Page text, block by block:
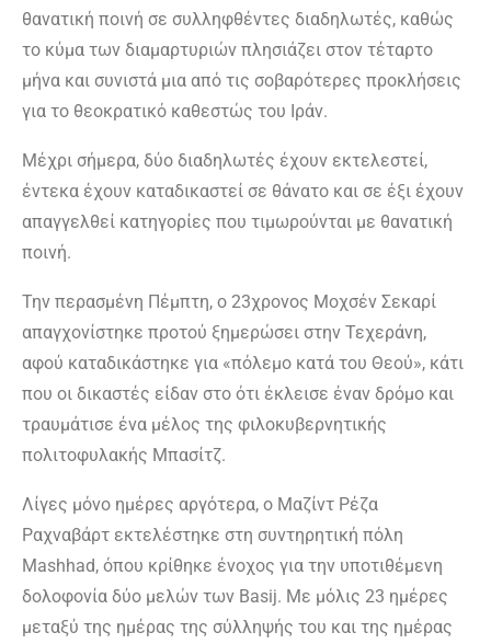
θανατική ποινή σε συλληφθέντες διαδηλωτές, καθώς
το κύμα των διαμαρτυριών πλησιάζει στον τέταρτο
μήνα και συνιστά μια από τις σοβαρότερες προκλήσεις
για το θεοκρατικό καθεστώς του Ιράν.
Μέχρι σήμερα, δύο διαδηλωτές έχουν εκτελεστεί,
έντεκα έχουν καταδικαστεί σε θάνατο και σε έξι έχουν
απαγγελθεί κατηγορίες που τιμωρούνται με θανατική
ποινή.
Την περασμένη Πέμπτη, ο 23χρονος Μοχσέν Σεκαρί
απαγχονίστηκε προτού ξημερώσει στην Τεχεράνη,
αφού καταδικάστηκε για «πόλεμο κατά του Θεού», κάτι
που οι δικαστές είδαν στο ότι έκλεισε έναν δρόμο και
τραυμάτισε ένα μέλος της φιλοκυβερνητικής
πολιτοφυλακής Μπασίτζ.
Λίγες μόνο ημέρες αργότερα, ο Μαζίντ Ρέζα
Ραχναβάρτ εκτελέστηκε στη συντηρητική πόλη
Mashhad, όπου κρίθηκε ένοχος για την υποτιθέμενη
δολοφονία δύο μελών των Basij. Με μόλις 23 ημέρες
μεταξύ της ημέρας της σύλληψής του και της ημέρας